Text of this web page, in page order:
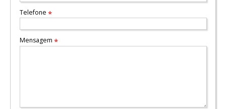
Telefone *
Mensagem *